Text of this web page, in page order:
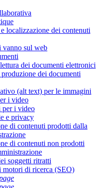
localizzazione dei contenuti
vanno sul web
dei documenti elettronici
dei documenti
(alt text) per le immagini
i video
per i video
e privacy
di contenuti prodotti dalla
di contenuti non prodotti
soggetti ritratti
motori di ricerca (SEO)